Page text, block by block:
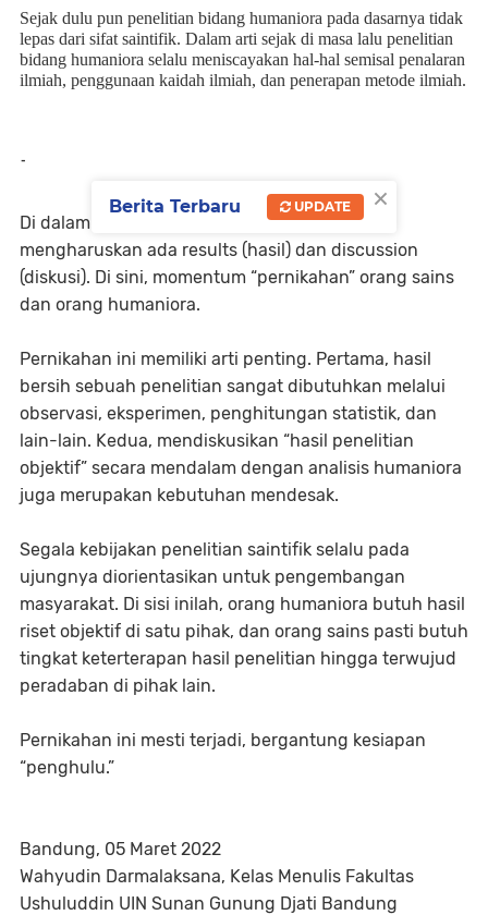
Sejak dulu pun penelitian bidang humaniora pada dasarnya tidak
lepas dari sifat saintifik. Dalam arti sejak di masa lalu penelitian
bidang humaniora selalu meniscayakan hal-hal semisal penalaran
ilmiah, penggunaan kaidah ilmiah, dan penerapan metode ilmiah.
-
Di dalam struktur IMRAD, penelitian ilmiah
mengharuskan ada results (hasil) dan discussion
(diskusi). Di sini, momentum “pernikahan” orang sains
dan orang humaniora.
Pernikahan ini memiliki arti penting. Pertama, hasil
bersih sebuah penelitian sangat dibutuhkan melalui
observasi, eksperimen, penghitungan statistik, dan
lain-lain. Kedua, mendiskusikan “hasil penelitian
objektif” secara mendalam dengan analisis humaniora
juga merupakan kebutuhan mendesak.
Segala kebijakan penelitian saintifik selalu pada
ujungnya diorientasikan untuk pengembangan
masyarakat. Di sisi inilah, orang humaniora butuh hasil
riset objektif di satu pihak, dan orang sains pasti butuh
tingkat keterterapan hasil penelitian hingga terwujud
peradaban di pihak lain.
Pernikahan ini mesti terjadi, bergantung kesiapan
“penghulu.”
Bandung, 05 Maret 2022
Wahyudin Darmalaksana, Kelas Menulis Fakultas
Ushuluddin UIN Sunan Gunung Djati Bandung
×
Berita Terbaru UPDATE